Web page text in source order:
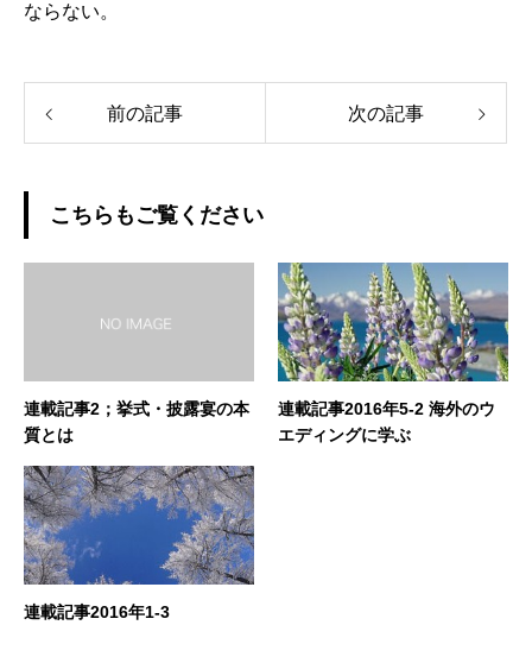
ならない。
前の記事 次の記事
こちらもご覧ください
連載記事2；挙式・披露宴の本
質とは
連載記事2016年5-2 海外のウ
エディングに学ぶ
連載記事2016年1-3